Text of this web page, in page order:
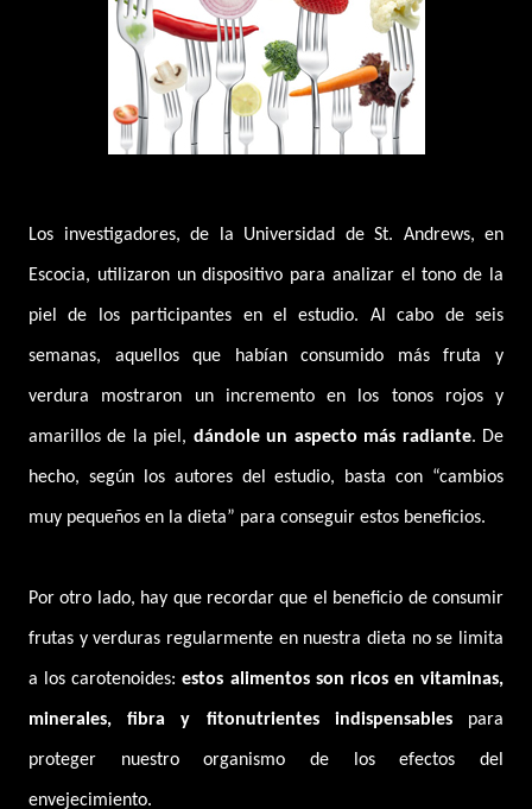
Los investigadores, de la Universidad de St. Andrews, en
Escocia, utilizaron un dispositivo para analizar el tono de la
piel de los participantes en el estudio. Al cabo de seis
semanas, aquellos que habían consumido más fruta y
verdura mostraron un incremento en los tonos rojos y
amarillos de la piel, dándole un aspecto más radiante. De
hecho, según los autores del estudio, basta con “cambios
muy pequeños en la dieta” para conseguir estos beneficios.
Por otro lado, hay que recordar que el beneficio de consumir
frutas y verduras regularmente en nuestra dieta no se limita
a los carotenoides: estos alimentos son ricos en vitaminas,
minerales, fibra y fitonutrientes indispensablespara
proteger nuestro organismo de los efectos del
envejecimiento.